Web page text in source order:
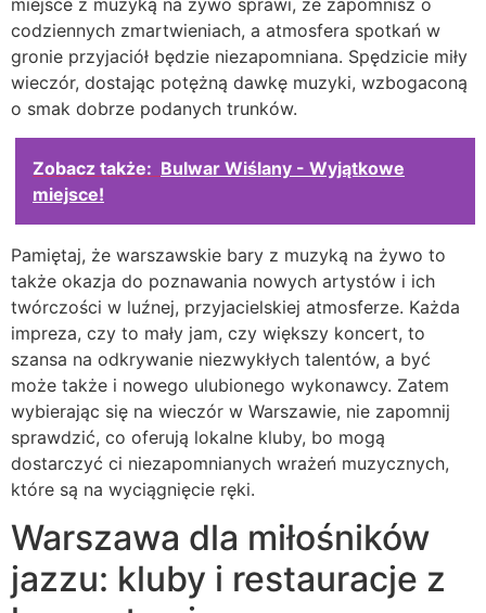
miejsce z muzyką na żywo sprawi, że zapomnisz o
codziennych zmartwieniach, a atmosfera spotkań w
gronie przyjaciół będzie niezapomniana. Spędzicie miły
wieczór, dostając potężną dawkę muzyki, wzbogaconą
o smak dobrze podanych trunków.
Zobacz także: Bulwar Wiślany - Wyjątkowe
miejsce!
Pamiętaj, że warszawskie bary z muzyką na żywo to
także okazja do poznawania nowych artystów i ich
twórczości w luźnej, przyjacielskiej atmosferze. Każda
impreza, czy to mały jam, czy większy koncert, to
szansa na odkrywanie niezwykłych talentów, a być
może także i nowego ulubionego wykonawcy. Zatem
wybierając się na wieczór w Warszawie, nie zapomnij
sprawdzić, co oferują lokalne kluby, bo mogą
dostarczyć ci niezapomnianych wrażeń muzycznych,
które są na wyciągnięcie ręki.
Warszawa dla miłośników
jazzu: kluby i restauracje z